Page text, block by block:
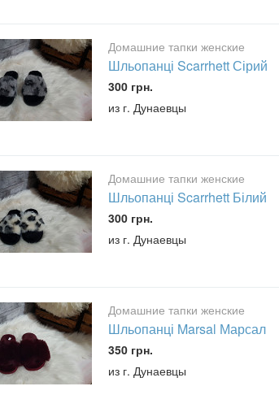
Домашние тапки женские
Шльопанці Scarrhett Сірий
300 грн.
из г. Дунаевцы
Домашние тапки женские
Шльопанці Scarrhett Білий
300 грн.
из г. Дунаевцы
Домашние тапки женские
Шльопанці Marsal Марсал
350 грн.
из г. Дунаевцы